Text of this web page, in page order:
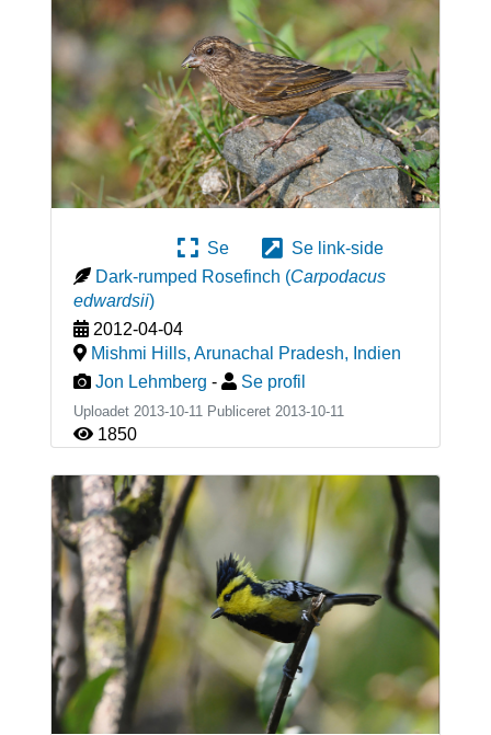
Se
Se link-side
Dark-rumped Rosefinch (Carpodacus
edwardsii)
2012-04-04
Mishmi Hills, Arunachal Pradesh, Indien
Jon Lehmberg - Se profil
Uploadet 2013-10-11 Publiceret 2013-10-11
1850